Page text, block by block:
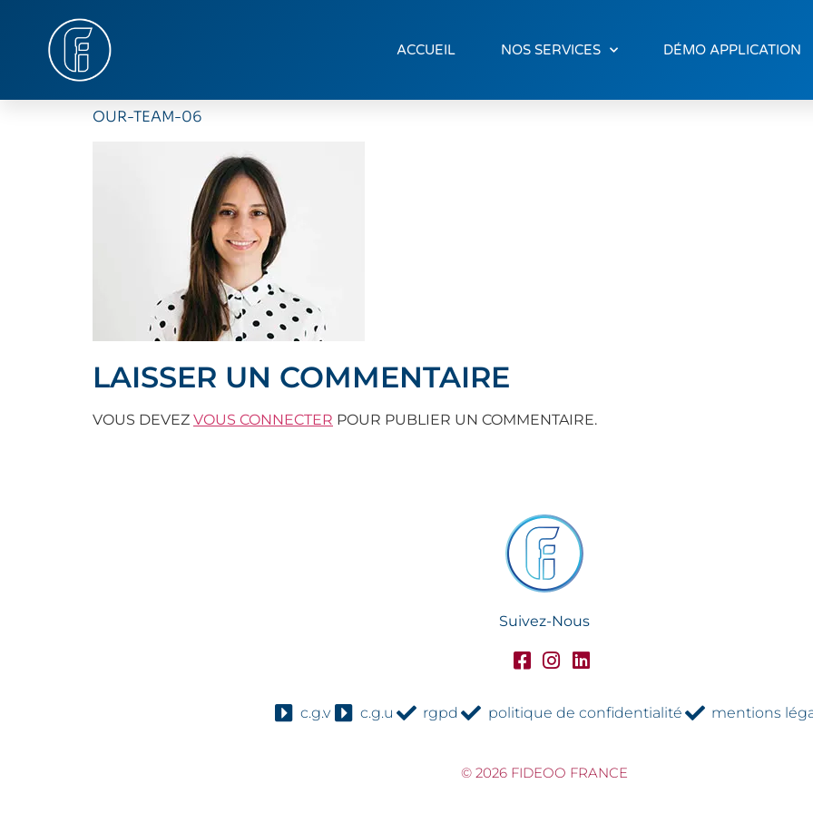
ACCUEIL NOS SERVICES DÉMO APPLICATION
OUR-TEAM-06
LAISSER UN COMMENTAIRE
VOUS DEVEZ VOUS CONNECTER POUR PUBLIER UN COMMENTAIRE.
Suivez-Nous
c.g.v c.g.u rgpd politique de confidentialité mentions
© 2026 FIDEOO FRANCE